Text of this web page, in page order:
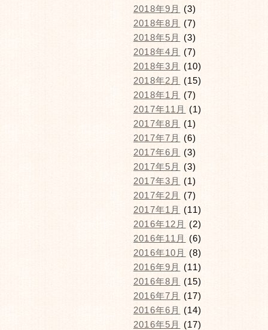
2018年9月
(3)
2018年8月
(7)
2018年5月
(3)
2018年4月
(7)
2018年3月
(10)
2018年2月
(15)
2018年1月
(7)
2017年11月
(1)
2017年8月
(1)
2017年7月
(6)
2017年6月
(3)
2017年5月
(3)
2017年3月
(1)
2017年2月
(7)
2017年1月
(11)
2016年12月
(2)
2016年11月
(6)
2016年10月
(8)
2016年9月
(11)
2016年8月
(15)
2016年7月
(17)
2016年6月
(14)
2016年5月
(17)